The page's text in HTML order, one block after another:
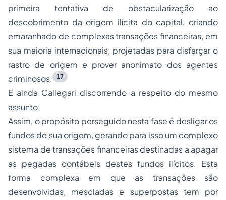
primeira tentativa de obstacularização ao
descobrimento da origem ilícita do capital, criando
emaranhado de complexas transações financeiras, em
sua maioria internacionais, projetadas para disfarçar o
rastro de origem e prover anonimato dos agentes
criminosos.
17
E ainda Callegari discorrendo a respeito do mesmo
assunto:
Assim, o propósito perseguido nesta fase é desligar os
fundos de sua origem, gerando para isso um complexo
sistema de transações financeiras destinadas a apagar
as pegadas contábeis destes fundos ilícitos. Esta
forma complexa em que as transações são
desenvolvidas, mescladas e superpostas tem por